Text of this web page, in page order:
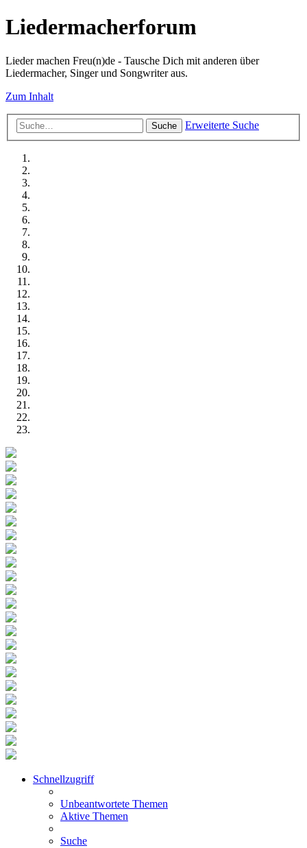
Liedermacherforum
Lieder machen Freu(n)de - Tausche Dich mit anderen über
Liedermacher, Singer und Songwriter aus.
Zum Inhalt
Suche Erweiterte Suche
Schnellzugriff
Unbeantwortete Themen
Aktive Themen
Suche